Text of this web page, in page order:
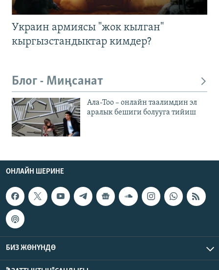
Украин армиясы "жок кылган"
кыргызстандыктар кимдер?
Блог - Миңсанат
Ала-Тоо – онлайн таалимдин эл
аралык бешиги болууга тийиш
ОНЛАЙН ШЕРИНЕ
БИЗ ЖӨНҮНДӨ